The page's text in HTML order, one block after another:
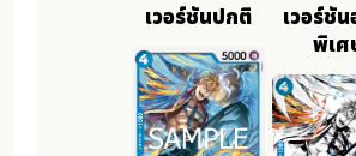
เวอร์ชันปกติ
เวอร์ชั
พิเ